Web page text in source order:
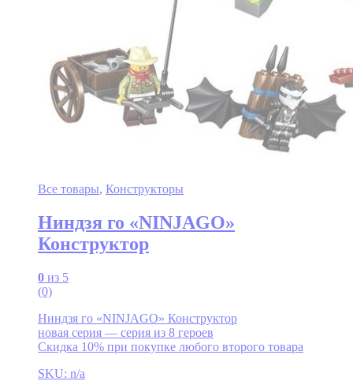
Все товары, Конструкторы
Ниндзя го «NINJAGO»
Конструктор
0 из 5
(0)
Ниндзя го «NINJAGO» Конструктор
новая серия — серия из 8 героев
Скидка 10% при покупке любого второго товара
SKU: n/a